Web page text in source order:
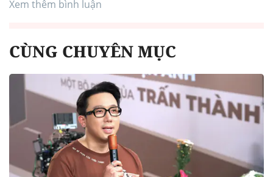
Xem thêm bình luận
CÙNG CHUYÊN MỤC